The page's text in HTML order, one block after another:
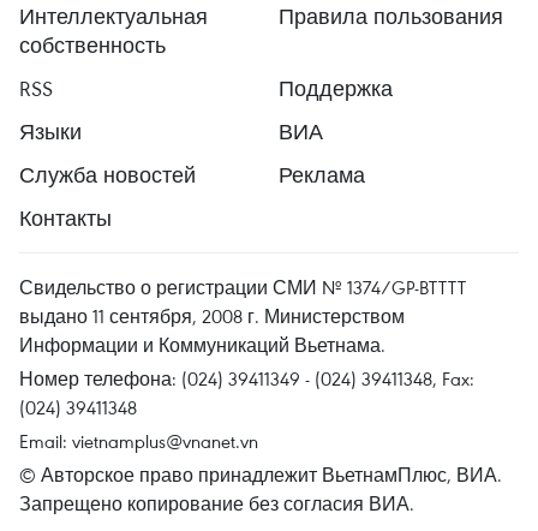
Интеллектуальная
собственность
Правила пользования
RSS
Поддержка
Языки
ВИА
Служба новостей
Реклама
Контакты
Свидельство о регистрации СМИ № 1374/GP-BTTTT
выдано 11 сентября, 2008 г. Министерством
Информации и Коммуникаций Вьетнама.
Номер телефона: (024) 39411349 - (024) 39411348, Fax:
(024) 39411348
Email: vietnamplus@vnanet.vn
© Авторское право принадлежит ВьетнамПлюс, ВИА.
Запрещено копирование без согласия ВИА.